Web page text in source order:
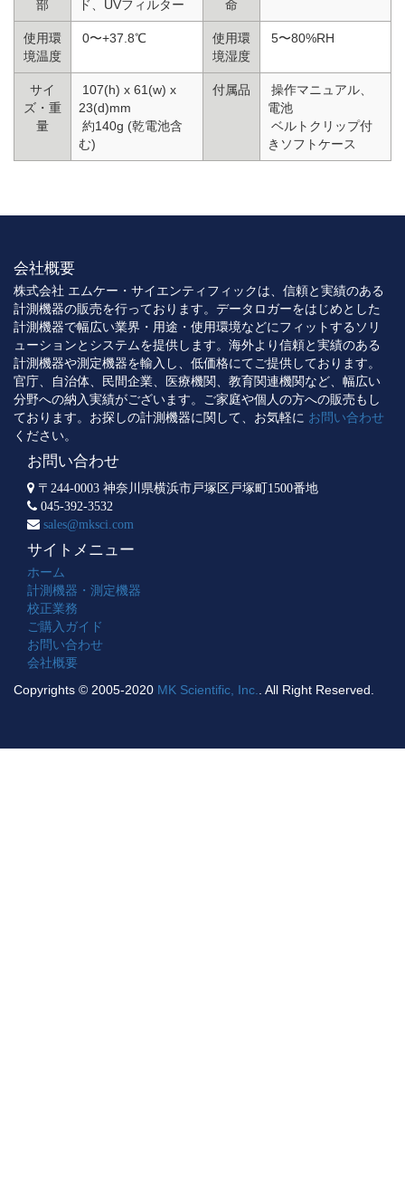
部 ド、UVフィルター 命
使用環
境温度
0〜+37.8℃
使用環
境湿度
5〜80%RH
サイ
ズ・重
量
107(h) x 61(w) x
23(d)mm
約140g (乾電池含
む)
付属品
操作マニュアル、
電池
ベルトクリップ付
きソフトケース
会社概要
株式会社 エムケー・サイエンティフィックは、信頼と実績のある
計測機器の販売を行っております。データロガーをはじめとした
計測機器で幅広い業界・用途・使用環境などにフィットするソリ
ューションとシステムを提供します。海外より信頼と実績のある
計測機器や測定機器を輸入し、低価格にてご提供しております。
官庁、自治体、民間企業、医療機関、教育関連機関など、幅広い
分野への納入実績がございます。ご家庭や個人の方への販売もし
ております。お探しの計測機器に関して、お気軽に お問い合わせ
ください。
お問い合わせ
〒244-0003 神奈川県横浜市戸塚区戸塚町1500番地
045-392-3532
sales@mksci.com
サイトメニュー
ホーム
計測機器・測定機器
校正業務
ご購入ガイド
お問い合わせ
会社概要
Copyrights © 2005-2020 MK Scientific, Inc. . All Right Reserved.